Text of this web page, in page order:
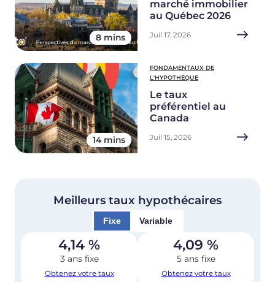
8 mins
marché immobilier
au Québec 2026
Juil 17, 2026
14 mins
FONDAMENTAUX DE
L'HYPOTHÈQUE
Le taux
préférentiel au
Canada
Juil 15, 2026
Meilleurs taux hypothécaires
Fixe Variable
4,14 %
3 ans fixe
Obtenez votre taux
4,09 %
5 ans fixe
Obtenez votre taux